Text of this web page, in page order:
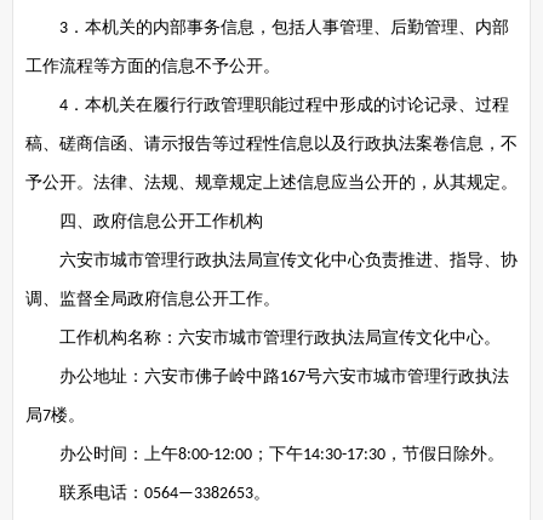
3 ．本机关的内部事务信息，包括人事管理、后勤管理、内部
工作流程等方面的信息不予公开。
4 ．本机关在履行行政管理职能过程中形成的讨论记录、过程
稿、磋商信函、请示报告等过程性信息以及行政执法案卷信息，不
予公开。法律、法规、规章规定上述信息应当公开的，从其规定。
四、政府信息公开工作机构
六安市城市管理行政执法局宣传文化中心负责推进、指导、协
调、监督全局政府信息公开工作。
工作机构名称：六安市城市管理行政执法局宣传文化中心。
办公地址：六安市佛子岭中路167号六安市城市管理行政执法
局7楼。
办公时间：上午8:00-12:00 ；下午14:30-17:30 ，节假日除外。
联系电话： 0564—3382653。